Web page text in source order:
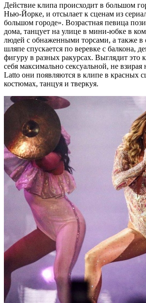
Действие клипа происходит в большом
Нью-Йорке, и отсылает к сценам из
большом городе». Возрастная певица
дома, танцует на улице в мини-юбке в
людей с обнаженными торсами, а также в
шляпе спускается по веревке с балкона,
фигуру в разных ракурсах. Выглядит это
себя максимально сексуальной, не
Latto они появляются в клипе в красных
костюмах, танцуя и тверкуя.